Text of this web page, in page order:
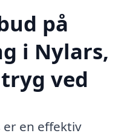
på
i Nylars,
ved
en effektiv